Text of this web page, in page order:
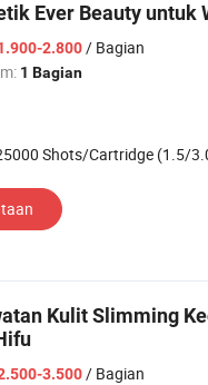
Ever Beauty untuk
2.800/ Bagian
1 Bagian
Shots/Cartridge (1.5/3.0/4.5/6.0/8.0/
Kulit Slimming
3.500/ Bagian